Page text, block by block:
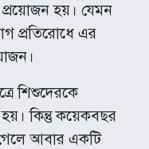
হয়। যেমন
প্রতিরোধে এর
শিশুদেরকে
হয়। কিন্তু কয়েকবছর
আবার একটি